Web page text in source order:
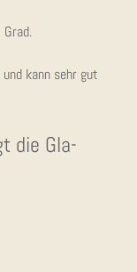
kann sehr gut
die Gla­